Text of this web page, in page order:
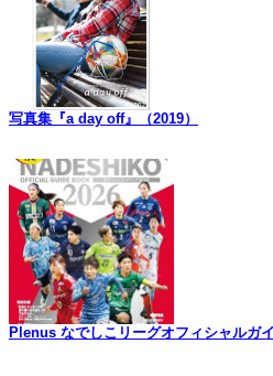
写真集『a day off』（2019）
Plenus なでしこリーグオフィシャルガ